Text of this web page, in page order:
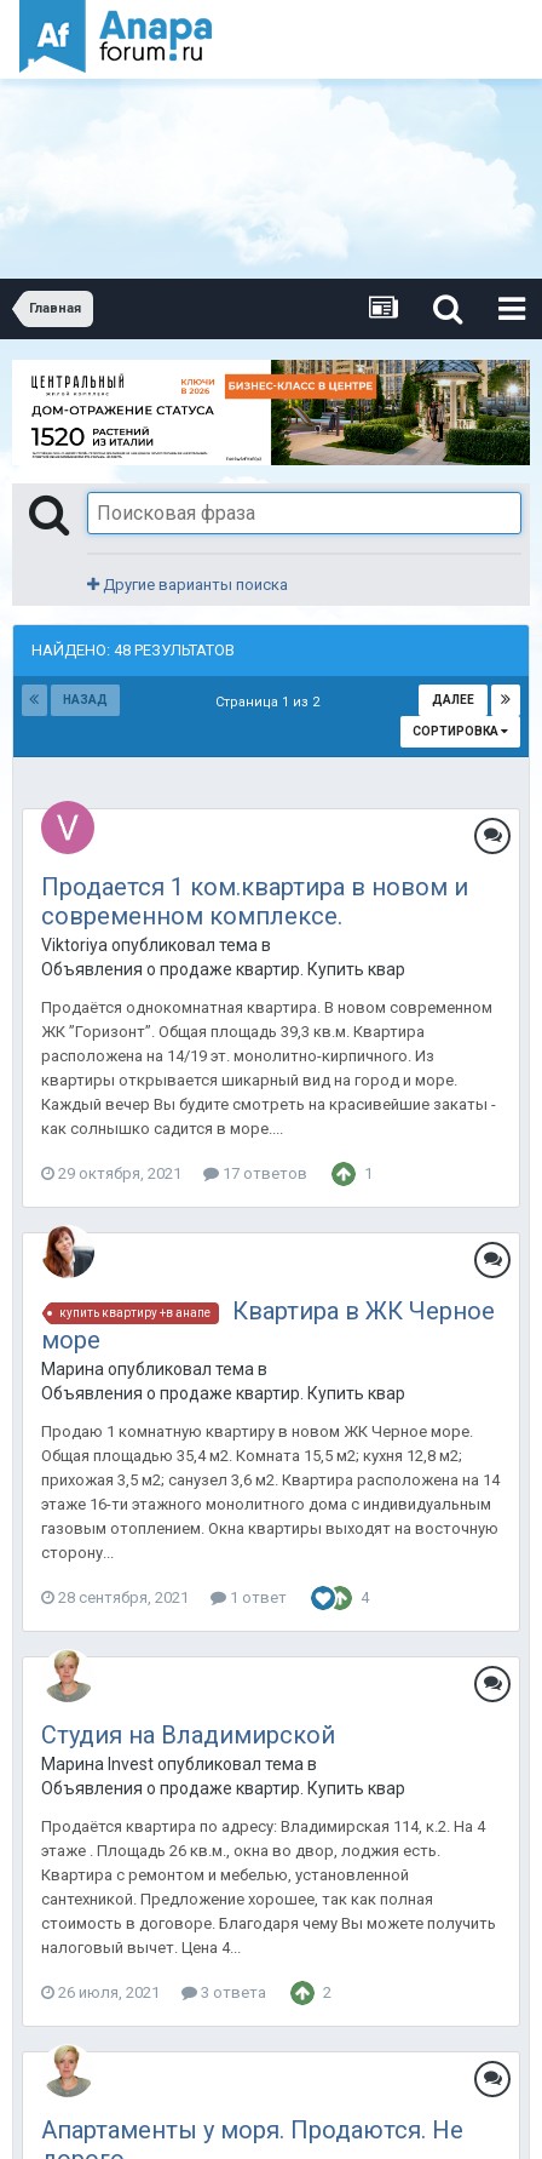
Главная
Другие варианты поиска
НАЙДЕНО: 48 РЕЗУЛЬТАТОВ
НАЗАД ДАЛЕЕ
Страница 1 из 2
СОРТИРОВКА
Продается 1 ком.квартира в новом и
современном комплексе.
Viktoriya опубликовал тема в
Объявления о продаже квартир. Купить квартиру в Анапе.
Продаётся однокомнатная квартира. В новом современном
ЖК ”Горизонт”. Общая площадь 39,3 кв.м. Квартира
расположена на 14/19 эт. монолитно-кирпичного. Из
квартиры открывается шикарный вид на город и море.
Каждый вечер Вы будите смотреть на красивейшие закаты -
как солнышко садится в море....
29 октября, 2021 17 ответов 1
купить квартиру +в анапе
Квартира в ЖК Черное
море
Марина опубликовал тема в
Объявления о продаже квартир. Купить квартиру в Анапе.
Продаю 1 комнатную квартиру в новом ЖК Черное море.
Общая площадью 35,4 м2. Комната 15,5 м2; кухня 12,8 м2;
прихожая 3,5 м2; санузел 3,6 м2. Квартира расположена на 14
этаже 16-ти этажного монолитного дома с индивидуальным
газовым отоплением. Окна квартиры выходят на восточную
сторону...
28 сентября, 2021 1 ответ 4
Студия на Владимирской
Марина Invest опубликовал тема в
Объявления о продаже квартир. Купить квартиру в Анапе.
Продаётся квартира по адресу: Владимирская 114, к.2. На 4
этаже . Площадь 26 кв.м., окна во двор, лоджия есть.
Квартира с ремонтом и мебелью, установленной
сантехникой. Предложение хорошее, так как полная
стоимость в договоре. Благодаря чему Вы можете получить
налоговый вычет. Цена 4...
26 июля, 2021 3 ответа 2
Апартаменты у моря. Продаются. Не